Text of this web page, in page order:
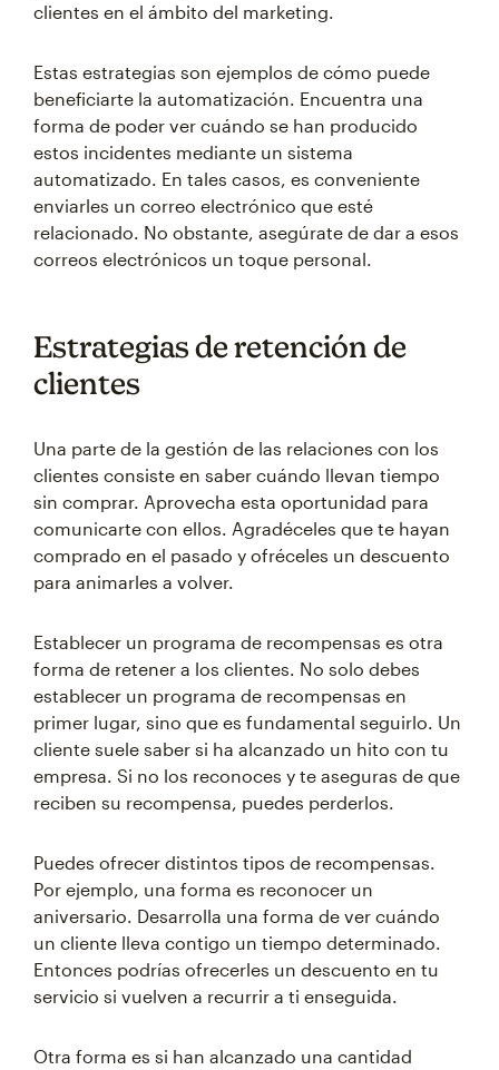
clientes en el ámbito del marketing.
Estas estrategias son ejemplos de cómo puede
beneficiarte la automatización. Encuentra una
forma de poder ver cuándo se han producido
estos incidentes mediante un sistema
automatizado. En tales casos, es conveniente
enviarles un correo electrónico que esté
relacionado. No obstante, asegúrate de dar a esos
correos electrónicos un toque personal.
Estrategias de retención de
clientes
Una parte de la gestión de las relaciones con los
clientes consiste en saber cuándo llevan tiempo
sin comprar. Aprovecha esta oportunidad para
comunicarte con ellos. Agradéceles que te hayan
comprado en el pasado y ofréceles un descuento
para animarles a volver.
Establecer un programa de recompensas es otra
forma de retener a los clientes. No solo debes
establecer un programa de recompensas en
primer lugar, sino que es fundamental seguirlo. Un
cliente suele saber si ha alcanzado un hito con tu
empresa. Si no los reconoces y te aseguras de que
reciben su recompensa, puedes perderlos.
Puedes ofrecer distintos tipos de recompensas.
Por ejemplo, una forma es reconocer un
aniversario. Desarrolla una forma de ver cuándo
un cliente lleva contigo un tiempo determinado.
Entonces podrías ofrecerles un descuento en tu
servicio si vuelven a recurrir a ti enseguida.
Otra forma es si han alcanzado una cantidad